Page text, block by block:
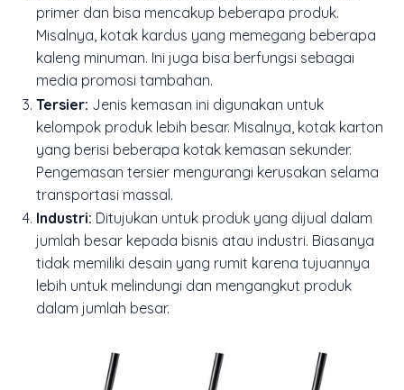
primer dan bisa mencakup beberapa produk.
Misalnya, kotak kardus yang memegang beberapa
kaleng minuman. Ini juga bisa berfungsi sebagai
media promosi tambahan.
Tersier: Jenis kemasan ini digunakan untuk
kelompok produk lebih besar. Misalnya, kotak karton
yang berisi beberapa kotak kemasan sekunder.
Pengemasan tersier mengurangi kerusakan selama
transportasi massal.
Industri: Ditujukan untuk produk yang dijual dalam
jumlah besar kepada bisnis atau industri. Biasanya
tidak memiliki desain yang rumit karena tujuannya
lebih untuk melindungi dan mengangkut produk
dalam jumlah besar.